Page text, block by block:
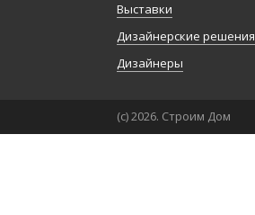
Выставки
Дизайнерские решения
Дизайнеры
(с) 2026. Строим Дом